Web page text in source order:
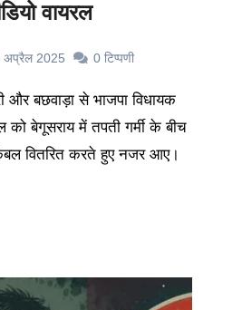
वायरल
अप्रैल 2025 0 टिप्पणी
बेगूसराय में तपती गर्मी के बीच
वितरित करते हुए नजर आए।